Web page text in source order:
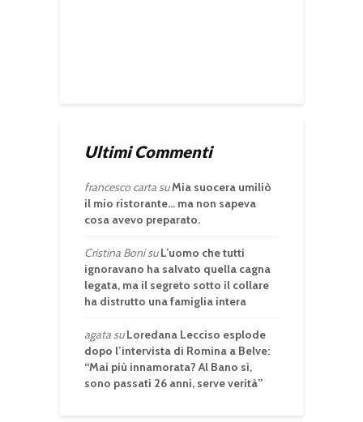
Ultimi Commenti
francesco cartasuMia suocera umiliò
il mio ristorante… ma non sapeva
cosa avevo preparato.
Cristina BonisuL’uomo che tutti
ignoravano ha salvato quella cagna
legata, ma il segreto sotto il collare
ha distrutto una famiglia intera
agatasuLoredana Lecciso esplode
dopo l’intervista di Romina a Belve:
“Mai più innamorata? Al Bano sì,
sono passati 26 anni, serve verità”